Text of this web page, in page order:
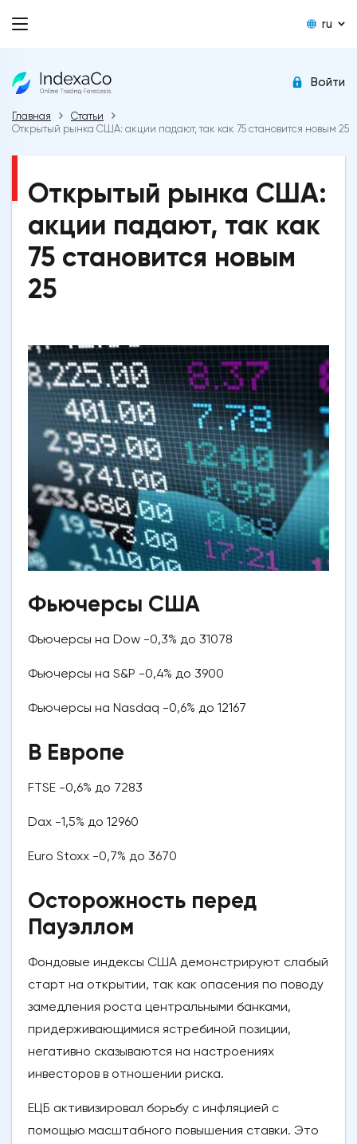
ru
Войти
Главная
Статьи
Открытый рынка США: акции падают, так как 75 становится новым 25
Открытый рынка США:
акции падают, так как
75 становится новым
25
Фьючерсы США
Фьючерсы на Dow -0,3% до 31078
Фьючерсы на S&P -0,4% до 3900
Фьючерсы на Nasdaq -0,6% до 12167
В Европе
FTSE -0,6% до 7283
Dax -1,5% до 12960
Euro Stoxx -0,7% до 3670
Осторожность перед
Пауэллом
Фондовые индексы США демонстрируют слабый
старт на открытии, так как опасения по поводу
замедления роста центральными банками,
придерживающимися ястребиной позиции,
негативно сказываются на настроениях
инвесторов в отношении риска.
ЕЦБ активизировал борьбу с инфляцией с
помощью масштабного повышения ставки. Это